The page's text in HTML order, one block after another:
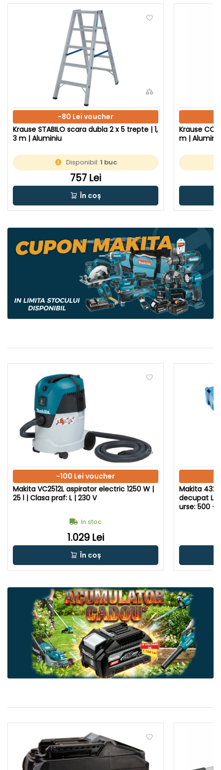
-80 Lei voucher
Krause STABILO scara dubla 2 x 5 trepte | 1,
3 m | Aluminiu
Disponibil: 1 buc
757 Lei
În coș
Krause
m |
-100 Lei voucher
Makita VC2512L aspirator electric 1250 W |
25 l | Clasa praf: L | 230 V
In stoc
1.029 Lei
În coș
Makita
decupat